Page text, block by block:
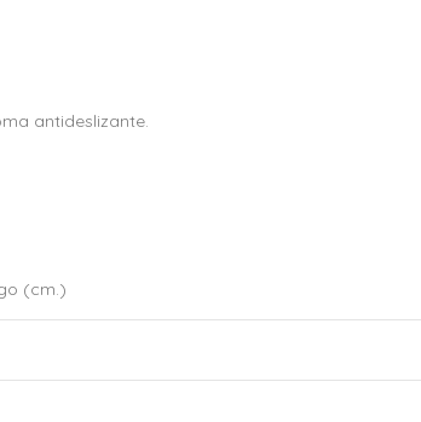
antideslizante.
(cm.)